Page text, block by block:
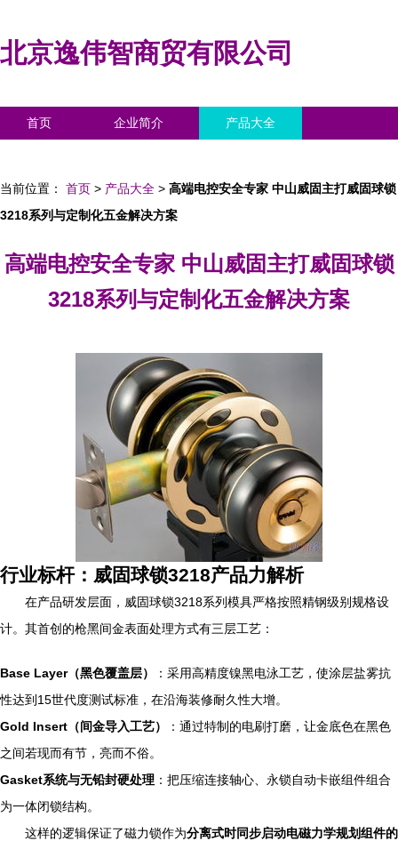
北京逸伟智商贸有限公司
首页 企业简介 产品大全
当前位置： 首页 > 产品大全 > 高端电控安全专家 中山威固主打威固球锁
3218系列与定制化五金解决方案
高端电控安全专家 中山威固主打威固球锁
3218系列与定制化五金解决方案
行业标杆：威固球锁3218产品力解析
在产品研发层面，威固球锁3218系列模具严格按照精钢级别规格设
计。其首创的枪黑间金表面处理方式有三层工艺：
Base Layer（黑色覆盖层）
：采用高精度镍黑电泳工艺，使涂层盐雾抗
性达到15世代度测试标准，在沿海装修耐久性大增。
Gold Insert（间金导入工艺）
：通过特制的电刷打磨，让金底色在黑色
之间若现而有节，亮而不俗。
Gasket系统与无铅封硬处理 ：把压缩连接轴心、永锁自动卡嵌组件组合
为一体闭锁结构。
这样的逻辑保证了磁力锁作为分离式时同步启动电磁力学规划组件的